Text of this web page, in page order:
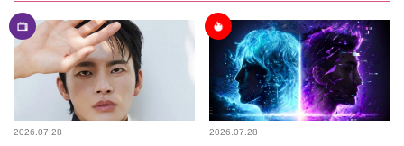
2026.07.28 2026.07.28